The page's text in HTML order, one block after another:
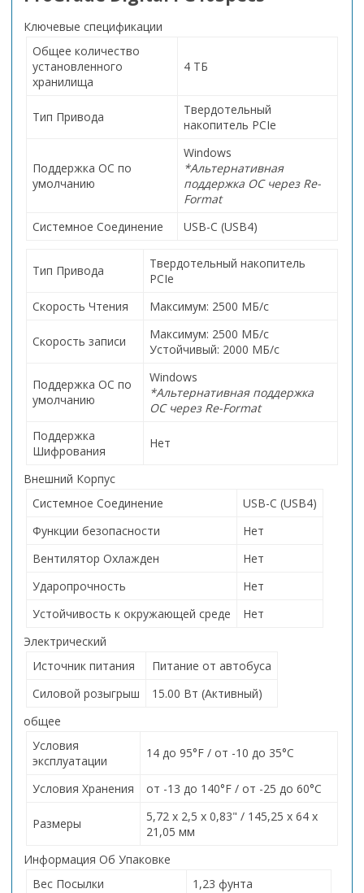
Ключевые спецификации
Общее количество
установленного
хранилища
4 ТБ
Тип Привода
Твердотельный
накопитель PCIe
Поддержка ОС по
умолчанию
Windows
*Альтернативная
поддержка ОС через Re-
Format
Системное Соединение
USB-C (USB4)
Тип Привода
Твердотельный накопитель
PCIe
Скорость Чтения
Максимум: 2500 МБ/с
Скорость записи
Максимум: 2500 МБ/с
Устойчивый: 2000 МБ/с
Поддержка ОС по
умолчанию
Windows
*Альтернативная поддержка
ОС через Re-Format
Поддержка
Шифрования
Нет
Внешний Корпус
Системное Соединение
USB-C (USB4)
Функции безопасности
Нет
Вентилятор Охлажден
Нет
Ударопрочность
Нет
Устойчивость к окружающей среде
Нет
Электрический
Источник питания
Питание от автобуса
Силовой розыгрыш
15.00 Вт (Активный)
общее
Условия
эксплуатации
14 до 95°F / от -10 до 35°C
Условия Хранения от -13 до 140°F / от -25 до 60°C
Размеры
5,72 x 2,5 x 0,83" / 145,25 x 64 x
21,05 мм
Информация Об Упаковке
Вес Посылки
1,23 фунта